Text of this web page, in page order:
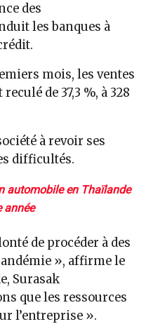
des
les banques à
mois, les ventes
de 37,3 %, à 328
à revoir ses
difficultés.
automobile en Thaïlande
année
de procéder à des
», affirme le
Surasak
que les ressources
l’entreprise ».